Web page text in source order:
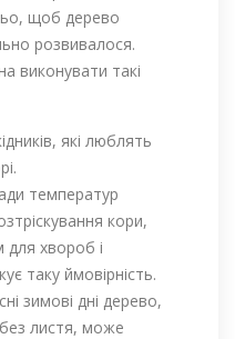
щоб дерево
розвивалося.
виконувати такі
які люблять
температур
кори,
для хвороб і
таку ймовірність.
зимові дні дерево,
листя, може